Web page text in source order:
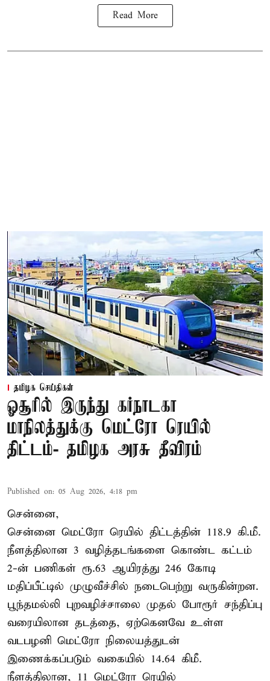
Read More
தமிழக செய்திகள்
ஓசூரில் இருந்து கர்நாடகா
மாநிலத்துக்கு மெட்ரோ ரெயில்
திட்டம்- தமிழக அரசு தீவிரம்
Published on: 05 Aug 2026, 4:18 pm
சென்னை,
சென்னை மெட்ரோ ரெயில் திட்டத்தின் 118.9 கி.மீ.
நீளத்திலான 3 வழித்தடங்களை கொண்ட கட்டம்
2-ன் பணிகள் ரூ.63 ஆயிரத்து 246 கோடி
மதிப்பீட்டில் முழுவீச்சில் நடைபெற்று வருகின்றன.
பூந்தமல்லி புறவழிச்சாலை முதல் போரூர் சந்திப்பு
வரையிலான தடத்தை, ஏற்கெனவே உள்ள
வடபழனி மெட்ரோ நிலையத்துடன்
இணைக்கப்படும் வகையில் 14.64 கிமீ.
நீளத்திலான, 11 மெட்ரோ ரெயில்